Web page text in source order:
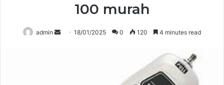
100 murah
admin
Send18/01/2025 0 120 4 minutes read